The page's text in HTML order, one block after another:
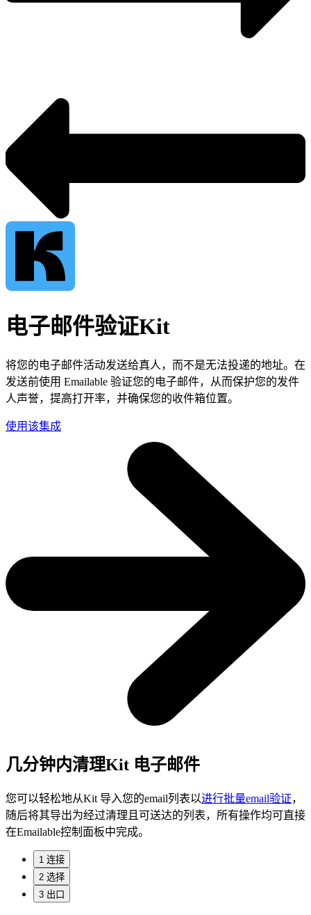
电子邮件验证Kit
将您的电子邮件活动发送给真人，而不是无法投递的地址。在
发送前使用 Emailable 验证您的电子邮件，从而保护您的发件
人声誉，提高打开率，并确保您的收件箱位置。
使用该集成
几分钟内清理Kit 电子邮件
您可以轻松地从Kit 导入您的email列表以进行批量email验证，
随后将其导出为经过清理且可送达的列表，所有操作均可直接
在Emailable控制面板中完成。
1 连接
2 选择
3 出口